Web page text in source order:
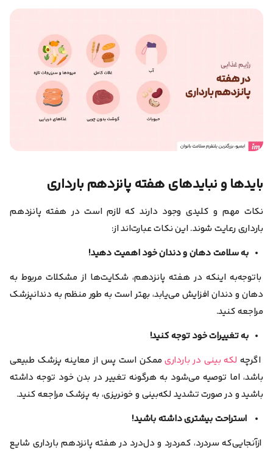
بایدها و نبایدهای هفته پانزدهم بارداری
نکات مهم و کلیدی وجود دارند که لازم است در هفته پانزدهم
بارداری رعایت شوند. این نکات عبارت‌اند از:
به سلامت دهان و دندان خود اهمیت دهید!
باتوجه‌به اینکه در هفته پانزدهم، شکایت‌ها از مشکلات مربوط به
دهان و دندان افزایش می‌یابد، بهتر است به طور منظم به دندانپزشک
مراجعه کنید.
به تغییرات خود توجه کنید!
اگرچه لکه بینی در بارداری ممکن است پس از معاینه پزشک طبیعی
باشد، اما توصیه می‌شود به هرگونه تغییر در بدن خود توجه داشته
باشید و در صورت تشدید لکه‌بینی و خونریزی، به پزشک مراجعه کنید.
استراحت بیشتری داشته باشید!
از‌آنجایی‌که سردرد، کمر‌درد و دل‌درد در هفته پانزدهم بارداری شایع